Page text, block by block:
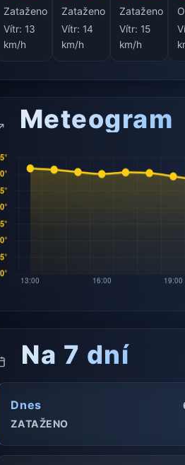
Zataženo
Vítr:13
km/h
Zataženo
Vítr:14
km/h
Zataženo
Vítr:15
km/h
Meteogram
Na 7 dní
Dnes
ZATAŽENO